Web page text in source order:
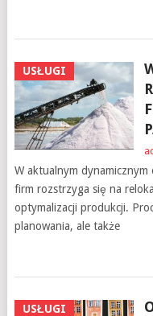
USŁUGI
W aktualnym dynamicznym
firm rozstrzyga się na
optymalizacji produkcji.
planowania, ale także
USŁUGI